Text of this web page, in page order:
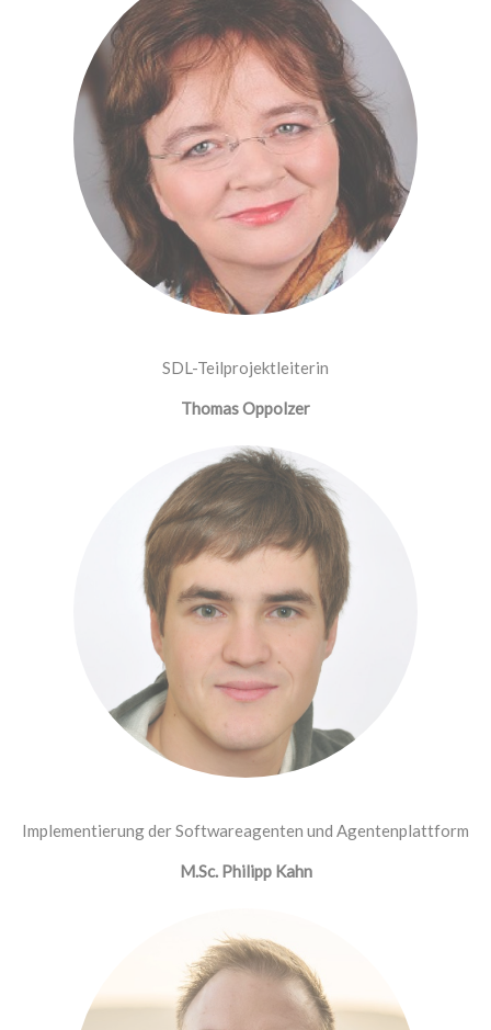
SDL-Teilprojektleiterin
Thomas Oppolzer
Implementierung der Softwareagenten und Agentenplattform
M.Sc. Philipp Kahn